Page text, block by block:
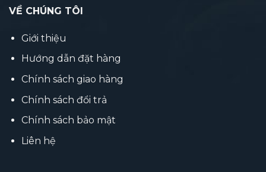
VỀ CHÚNG TÔI
Giới thiệu
Hướng dẫn đặt hàng
Chính sách giao hàng
Chính sách đổi trả
Chính sách bảo mật
Liên hệ